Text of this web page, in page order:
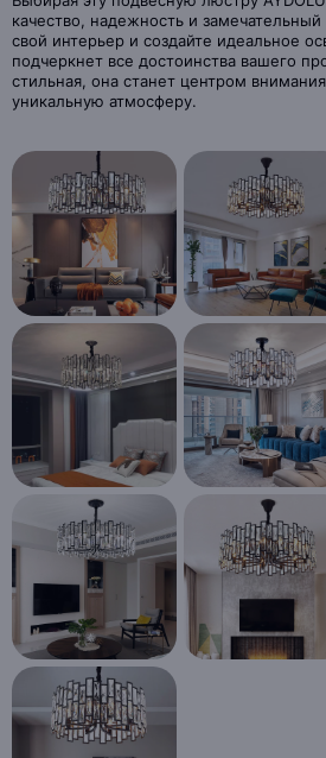
качество, надежность и
свой интерьер и создайте идеальное
подчеркнет все достоинства вашего
стильная, она станет центром
уникальную атмосферу.